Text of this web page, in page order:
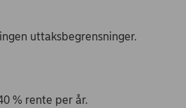
uttaksbegrensninger.
% rente per år.